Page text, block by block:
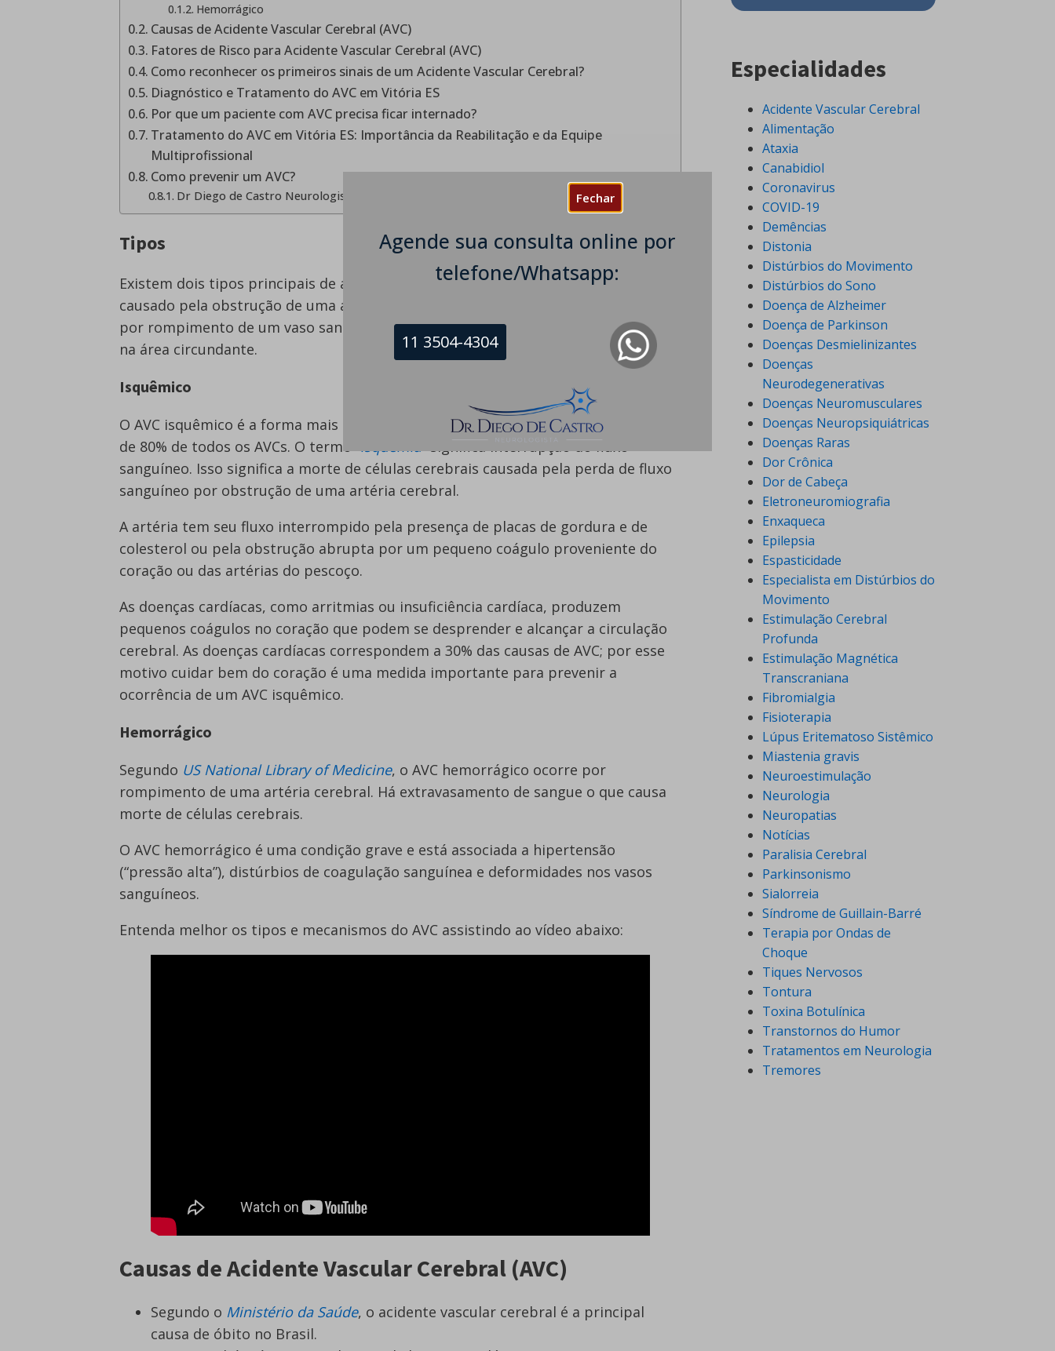
Fechar
Agende sua consulta online por
telefone/Whatsapp:
11 3504-4304
Hemorrágico
Causas de Acidente Vascular Cerebral (AVC)
Fatores de Risco para Acidente Vascular Cerebral (AVC)
Como reconhecer os primeiros sinais de um Acidente Vascular Cerebral?
Diagnóstico e Tratamento do AVC em Vitória ES
Por que um paciente com AVC precisa ficar internado?
Tratamento do AVC em Vitória ES: Importância da Reabilitação e da Equipe
Multiprofissional
Como prevenir um AVC?
Dr Diego de Castro Neurologista & Neurofisiologista
Tipos
Existem dois tipos principais de acidente vascular cerebral: o AVC isquêmico, que é
causado pela obstrução de uma artéria cerebral, e o AVC hemorrágico, causado
por rompimento de um vaso sanguíneo cerebral com consequente sangramento
na área circundante.
Isquêmico
O AVC isquêmico é a forma mais comum de AVC no mundo, correspondendo cerca
de 80% de todos os AVCs. O termo “
” significa interrupção do fluxo
sanguíneo. Isso significa a morte de células cerebrais causada pela perda de fluxo
sanguíneo por obstrução de uma artéria cerebral.
A artéria tem seu fluxo interrompido pela presença de placas de gordura e de
colesterol ou pela obstrução abrupta por um pequeno coágulo proveniente do
coração ou das artérias do pescoço.
As doenças cardíacas, como arritmias ou insuficiência cardíaca, produzem
pequenos coágulos no coração que podem se desprender e alcançar a circulação
cerebral. As doenças cardíacas correspondem a 30% das causas de AVC; por esse
motivo cuidar bem do coração é uma medida importante para prevenir a
ocorrência de um AVC isquêmico.
Hemorrágico
Segundo US National Library of Medicine, o AVC hemorrágico ocorre por
rompimento de uma artéria cerebral. Há extravasamento de sangue o que causa
morte de células cerebrais.
O AVC hemorrágico é uma condição grave e está associada a hipertensão
(“pressão alta”), distúrbios de coagulação sanguínea e deformidades nos vasos
sanguíneos.
Entenda melhor os tipos e mecanismos do AVC assistindo ao vídeo abaixo:
Causas de Acidente Vascular Cerebral (AVC)
Segundo o Ministério da Saúde, o acidente vascular cerebral é a principal
causa de óbito no Brasil.
Especialidades
Acidente Vascular Cerebral
Alimentação
Ataxia
Canabidiol
Coronavirus
COVID-19
Demências
Distonia
Distúrbios do Movimento
Distúrbios do Sono
Doença de Alzheimer
Doença de Parkinson
Doenças Desmielinizantes
Doenças
Neurodegenerativas
Doenças Neuromusculares
Doenças Neuropsiquiátricas
Doenças Raras
Dor Crônica
Dor de Cabeça
Eletroneuromiografia
Enxaqueca
Epilepsia
Espasticidade
Especialista em Distúrbios do
Movimento
Estimulação Cerebral
Profunda
Estimulação Magnética
Transcraniana
Fibromialgia
Fisioterapia
Lúpus Eritematoso Sistêmico
Miastenia gravis
Neuroestimulação
Neurologia
Neuropatias
Notícias
Paralisia Cerebral
Parkinsonismo
Sialorreia
Síndrome de Guillain-Barré
Terapia por Ondas de
Choque
Tiques Nervosos
Tontura
Toxina Botulínica
Transtornos do Humor
Tratamentos em Neurologia
Tremores